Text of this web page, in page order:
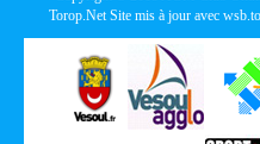
Torop.NetSite mis à jour avec